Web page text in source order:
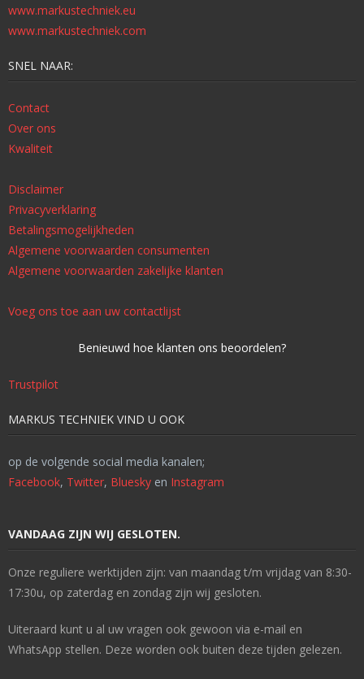
www.markustechniek.eu
www.markustechniek.com
SNEL NAAR:
Contact
Over ons
Kwaliteit
Disclaimer
Privacyverklaring
Betalingsmogelijkheden
Algemene voorwaarden consumenten
Algemene voorwaarden zakelijke klanten
Voeg ons toe aan uw contactlijst
Benieuwd hoe klanten ons beoordelen?
Trustpilot
MARKUS TECHNIEK VIND U OOK
op de volgende social media kanalen;
Facebook, Twitter, Bluesky en Instagram
VANDAAG ZIJN WIJ GESLOTEN.
Onze reguliere werktijden zijn: van maandag t/m vrijdag van 8:30-
17:30u, op zaterdag en zondag zijn wij gesloten.
Uiteraard kunt u al uw vragen ook gewoon via e-mail en
WhatsApp stellen. Deze worden ook buiten deze tijden gelezen.